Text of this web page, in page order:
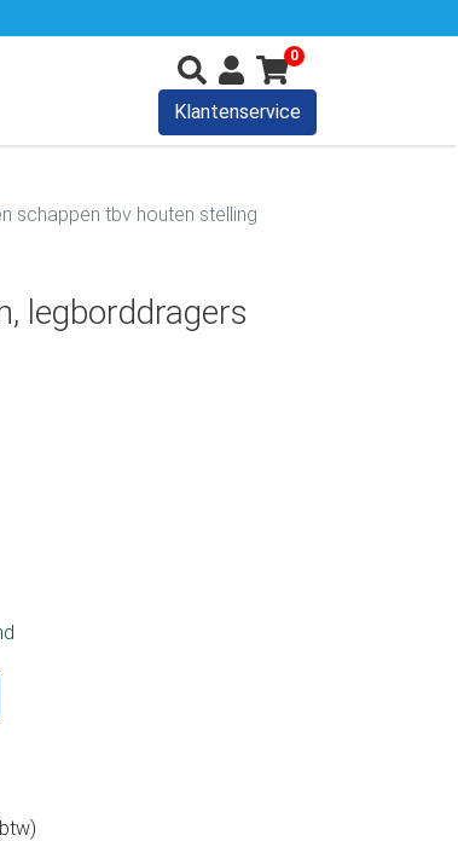
0
Klantenservice
schappen tbv houten stelling
legborddragers